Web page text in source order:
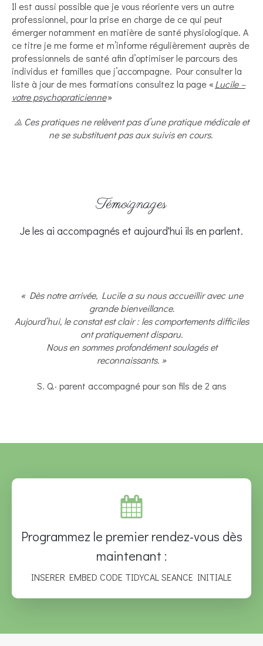
Il est aussi possible que je vous réoriente vers un autre
professionnel, pour la prise en charge de ce qui peut
émerger notamment en matière de santé physiologique. A
ce titre je me forme et m’informe régulièrement auprès de
professionnels de santé afin d’optimiser le parcours des
individus et familles que j’accompagne. Pour consulter la
liste à jour de mes formations consultez la page «Lucile –
votre psychopraticienne»
⨻ Ces pratiques ne relèvent pas d’une pratique médicale et
ne se substituent pas aux suivis en cours.
Témoignages
Je les ai accompagnés et aujourd'hui ils en parlent.
« Dès notre arrivée, Lucile a su nous accueillir avec une
grande bienveillance.
Aujourd’hui, le constat est clair : les comportements difficiles
ont pratiquement disparu.
Nous en sommes profondément soulagés et
reconnaissants. »
S. Q.· parent accompagné pour son fils de 2 ans
Programmez le premier rendez-vous dès
maintenant :
INSERER EMBED CODE TIDYCAL SEANCE INITIALE